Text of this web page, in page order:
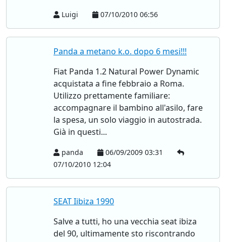
Luigi 07/10/2010 06:56
Panda a metano k.o. dopo 6 mesi!!!
Fiat Panda 1.2 Natural Power Dynamic
acquistata a fine febbraio a Roma.
Utilizzo prettamente familiare:
accompagnare il bambino all'asilo, fare
la spesa, un solo viaggio in autostrada.
Già in questi...
panda
06/09/2009 03:31
07/10/2010 12:04
SEAT Iibiza 1990
Salve a tutti, ho una vecchia seat ibiza
del 90, ultimamente sto riscontrando